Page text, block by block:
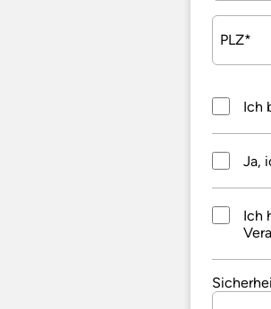
PLZ*
Ich
Ja,
Ich